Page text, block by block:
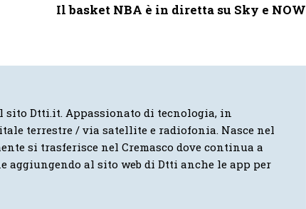
Il basket NBA è in diretta su Sky e NOW
Dtti.it. Appassionato di tecnologia, in
terrestre / via satellite e radiofonia. Nasce nel
si trasferisce nel Cremasco dove continua a
aggiungendo al sito web di Dtti anche le app per